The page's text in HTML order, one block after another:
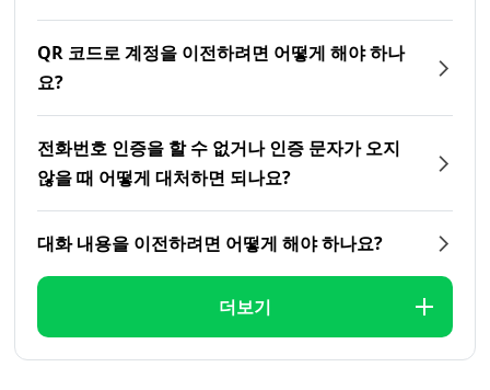
QR 코드로 계정을 이전하려면 어떻게 해야 하나
요?
전화번호 인증을 할 수 없거나 인증 문자가 오지
않을 때 어떻게 대처하면 되나요?
대화 내용을 이전하려면 어떻게 해야 하나요?
더보기